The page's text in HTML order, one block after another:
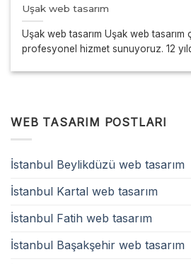
Uşak web tasarım
Uşak web tasarım Uşak web tasarım
profesyonel hizmet sunuyoruz. 12
WEB TASARIM POSTLARI
İstanbul Beylikdüzü web tasarım
İstanbul Kartal web tasarım
İstanbul Fatih web tasarım
İstanbul Başakşehir web tasarım